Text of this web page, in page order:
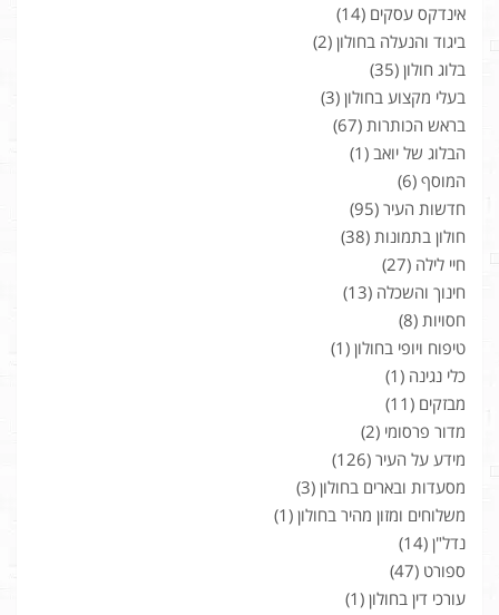
אינדקס עסקים (14)
ביגוד והנעלה בחולון (2)
בלוג חולון (35)
בעלי מקצוע בחולון (3)
בראש הכותרות (67)
הבלוג של יואב (1)
המוסף (6)
חדשות העיר (95)
חולון בתמונות (38)
חיי לילה (27)
חינוך והשכלה (13)
חסויות (8)
טיפוח ויופי בחולון (1)
כלי נגינה (1)
מבזקים (11)
מדור פרסומי (2)
מידע על העיר (126)
מסעדות ובארים בחולון (3)
משלוחים ומזון מהיר בחולון (1)
נדל"ן (14)
ספורט (47)
עורכי דין בחולון (1)